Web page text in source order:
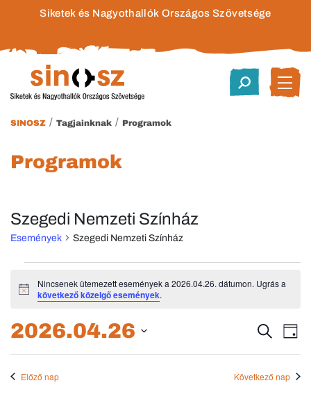
Siketek és Nagyothallók Országos Szövetsége
SINOSZ / Tagjainknak / Programok
Programok
Szegedi Nemzeti Színház
Események Szegedi Nemzeti Színház
Események
for
2026.04.26.
Notice
Nincsenek ütemezett események a 2026.04.26. dátumon. Ugrás a
következő közelgő események.
és
Keresett
kifejezés
Nap
2026.04.26
Előző nap
Következő nap